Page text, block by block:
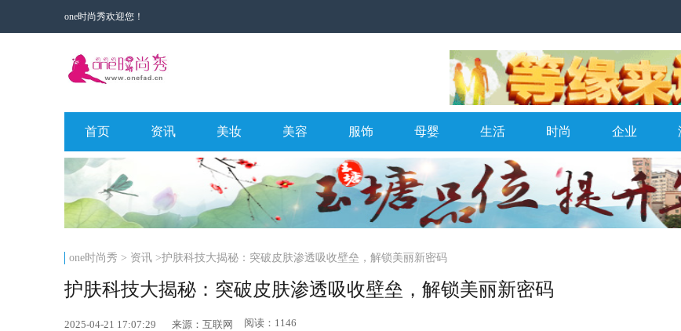
one时尚秀欢迎您！
首页 资讯 美妆 美容 服饰 母婴 生活 时尚 企业
one时尚秀 > 资讯>护肤科技大揭秘：突破皮肤渗透吸收壁垒，解锁美丽新密码
护肤科技大揭秘：突破皮肤渗透吸收壁垒，解锁美丽新密码
2025-04-21 17:07:29 来源：互联网 阅读：1146